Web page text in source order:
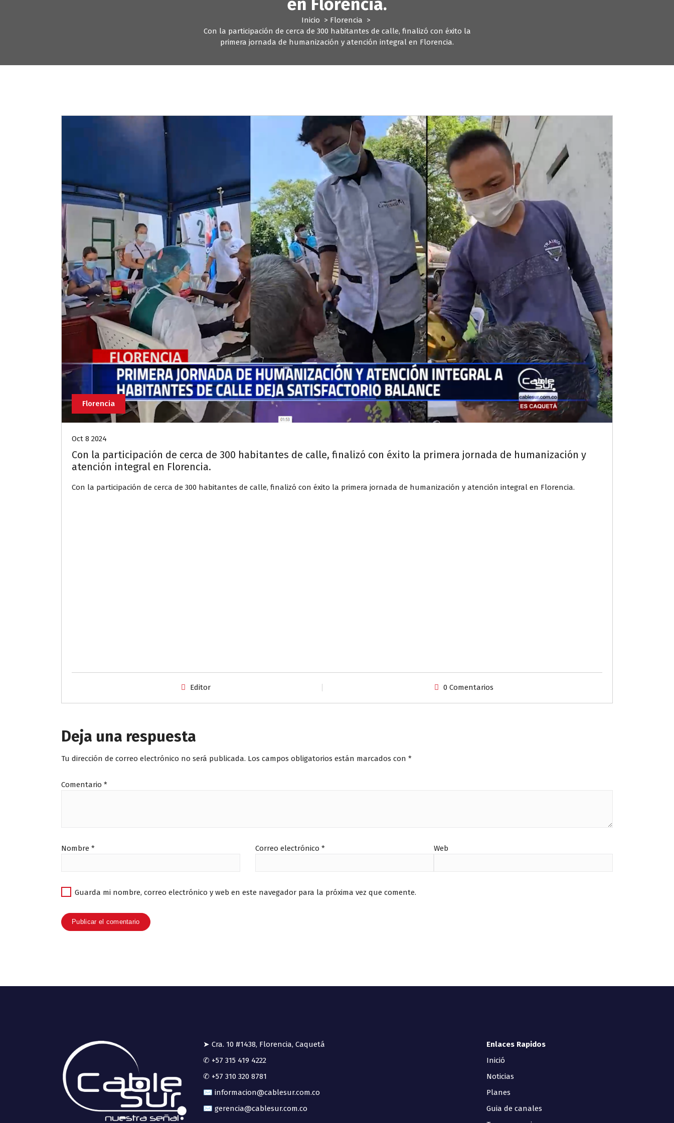
en Florencia.
Inicio > Florencia >
Con la participación de cerca de 300 habitantes de calle, finalizó con éxito la
primera jornada de humanización y atención integral en Florencia.
Florencia
Oct 8 2024
Con la participación de cerca de 300 habitantes de calle, finalizó con éxito la primera jornada de humanización y
atención integral en Florencia.
Con la participación de cerca de 300 habitantes de calle, finalizó con éxito la primera jornada de humanización y atención integral en Florencia.
Editor 0 Comentarios
Deja una respuesta
Tu dirección de correo electrónico no será publicada. Los campos obligatorios están marcados con *
Comentario *
Nombre * Correo electrónico * Web
Guarda mi nombre, correo electrónico y web en este navegador para la próxima vez que comente.
➤ Cra. 10 #1438, Florencia, Caquetá
✆ +57 315 419 4222
✆ +57 310 320 8781
✉ informacion@cablesur.com.co
✉ gerencia@cablesur.com.co
Enlaces Rapidos
Inició
Noticias
Planes
Guia de canales